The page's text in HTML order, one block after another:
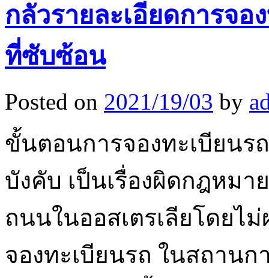
กลัวรายละเอียดการจอ
ที่ซับซ้อน
Posted on 2021/19/03 by
ขั้นตอนการจองทะเบียน
บังคับ เป็นเรื่องผิดกฎหม
ถนนในออสเตรเลียโดยไ
จองทะเบียนรถ ในสถาน